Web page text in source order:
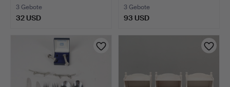
3 Gebote
32 USD
3 Gebote
93 USD